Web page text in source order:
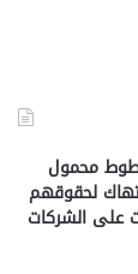
محمول
لحقوقهم
على الشركات